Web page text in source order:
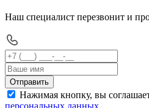
Наш специалист перезвонит и
Отправить
Нажимая кнопку, вы